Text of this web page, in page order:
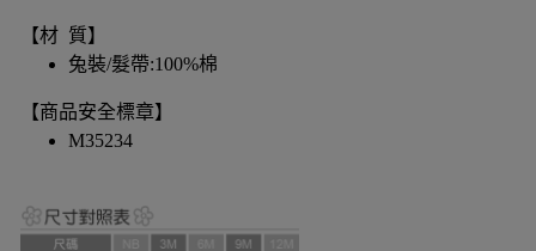
【材 質】
兔裝/髮帶:100%棉
【商品安全標章】
M35234